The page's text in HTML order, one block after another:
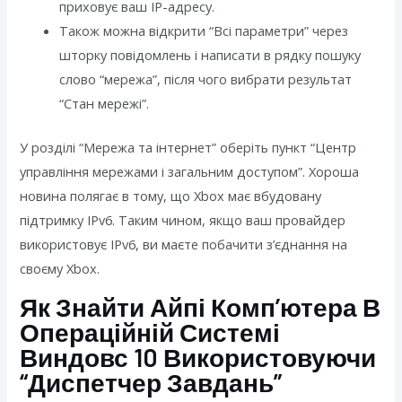
приховує ваш IP-адресу.
Також можна відкрити “Всі параметри” через
шторку повідомлень і написати в рядку пошуку
слово “мережа”, після чого вибрати результат
“Стан мережі”.
У розділі “Мережа та інтернет” оберіть пункт “Центр
управління мережами і загальним доступом”. Хороша
новина полягає в тому, що Xbox має вбудовану
підтримку IPv6. Таким чином, якщо ваш провайдер
використовує IPv6, ви маєте побачити з’єднання на
своєму Xbox.
Як Знайти Айпі Комп’ютера В
Операційній Системі
Виндовс 10 Використовуючи
“Диспетчер Завдань”